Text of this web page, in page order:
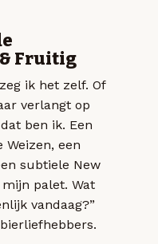
Fruitig
ik het zelf. Of
verlangt op
ben ik. Een
een
subtiele New
palet. Wat
vandaag?”